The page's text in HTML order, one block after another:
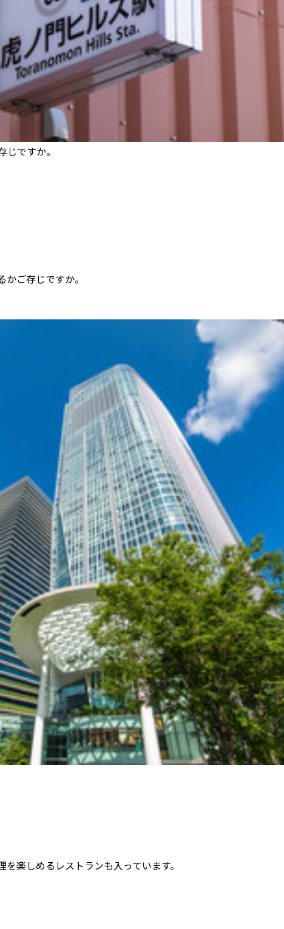
ですか。
ご存じですか。
楽しめるレストランも入っています。